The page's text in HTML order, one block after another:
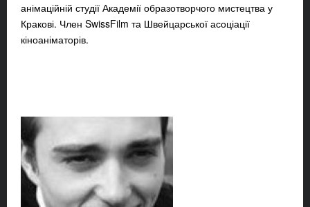
анімаційній студії Академії образотворчого мистецтва у
Кракові. Член SwissFilm та Швейцарської асоціації
кіноаніматорів.